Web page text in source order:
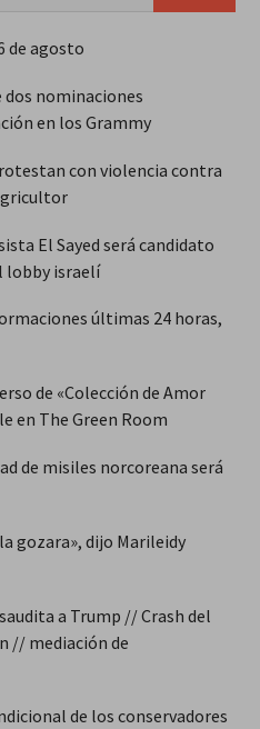
de agosto
nominaciones
en los Grammy
con violencia contra
El Sayed será candidato
lobby israelí
últimas 24 horas,
de «Colección de Amor
en The Green Room
de misiles norcoreana será
gozara», dijo Marileidy
a Trump // Crash del
// mediación de
de los conservadores